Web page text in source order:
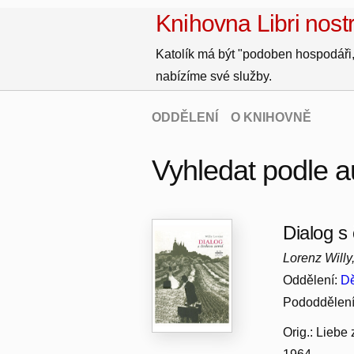
Knihovna Libri
Katolík má být "podoben
nabízíme své služby.
ODDĚLENÍ O KNIHOVNĚ
Vyhledat podle
Dialog
Lorenz
Oddělení:
Orig.: Liebe